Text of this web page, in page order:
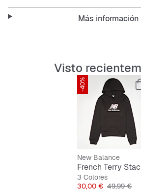
Bolsillo canguro para guardar
Transpirable y fácil de cuidar
Material resistente para una
Más información
Visto
-40%
New Balance
3 Colores
Precio
30,00 € Precio
49,99 €